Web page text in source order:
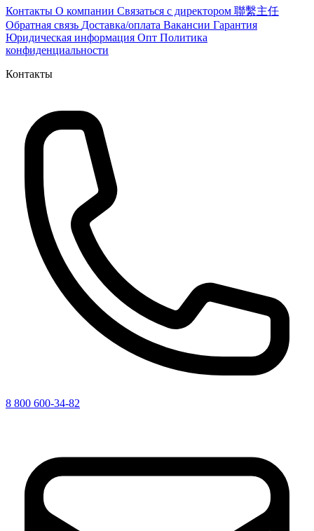
Контакты О компании Связаться с директором 聯繫主任
Обратная связь Доставка/оплата Вакансии Гарантия
Юридическая информация Опт Политика
конфиденциальности
Контакты
8 800 600-34-82